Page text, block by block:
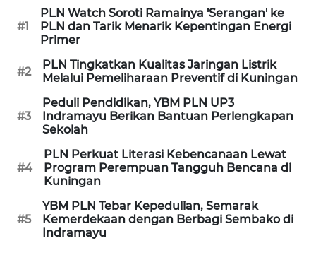
#1
PLN Watch Soroti Ramainya 'Serangan' ke
PLN dan Tarik Menarik Kepentingan Energi
Primer
#2
PLN Tingkatkan Kualitas Jaringan Listrik
Melalui Pemeliharaan Preventif di Kuningan
#3
Peduli Pendidikan, YBM PLN UP3
Indramayu Berikan Bantuan Perlengkapan
Sekolah
#4
PLN Perkuat Literasi Kebencanaan Lewat
Program Perempuan Tangguh Bencana di
Kuningan
#5
YBM PLN Tebar Kepedulian, Semarak
Kemerdekaan dengan Berbagi Sembako di
Indramayu
TIMUR
WN
SEMARANG
WN
SOLO
WN
BOROBUDUR
WN
MADURA